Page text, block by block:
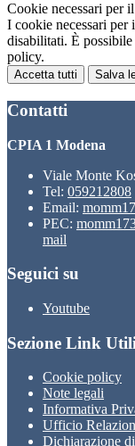
Cookie necessari per
I cookie necessari per
disabilitati. È
policy.
Accetta tutti Salva
Contatti
CPIA 1 Modena
Viale Monte
Tel: 059212808
Email:
PEC:
mail
Seguici su
Youtube
Sezione Link Utili
Cookie policy
Note legali
Informativa
Ufficio
Dichiarazione